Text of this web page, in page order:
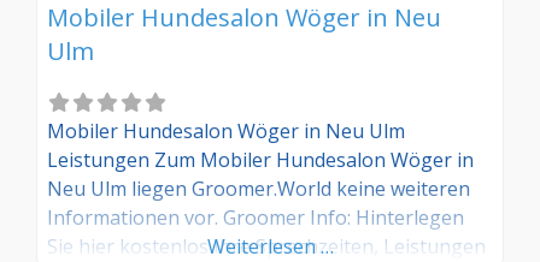
Mobiler Hundesalon Wöger in Neu
Ulm
Mobiler Hundesalon Wöger in Neu Ulm
Leistungen Zum Mobiler Hundesalon Wöger in
Neu Ulm liegen Groomer.World keine weiteren
Informationen vor. Groomer Info: Hinterlegen
Sie hier kostenlos Ihre Sprechzeiten, Leistungen
Weiterlesen …